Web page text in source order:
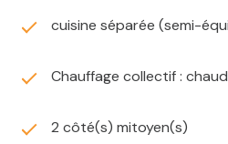
02/01/1970) n° :
exposé sont disponibles sur le
cuisine séparée (semi-
Chauffage collectif :
2 côté(s) mitoyen(s)